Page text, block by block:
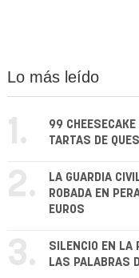
Lo más leído
1.
99
TARTAS DE
2.
LA GUARDIA
ROBADA EN
EUROS
3.
SILENCIO EN LA
LAS PALABRAS